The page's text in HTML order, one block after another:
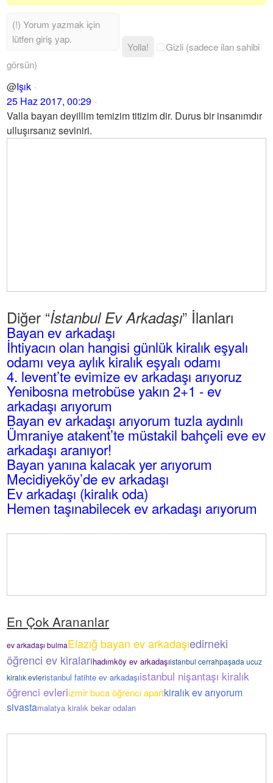
Yolla!
Gizli (sadece ilan sahibi
görsün)
@Işık
25 Haz 2017, 00:29
Valla bayan deyillim temizim titizim dir. Durus bir insanımdır
ulluşırsanız seviniri.
Diğer “İstanbul Ev Arkadaşı” İlanları
Bayan ev arkadaşı
İhtiyacın olan hangisi günlük kiralık eşyalı
odamı veya aylık kiralık eşyalı odamı
4. levent’te evimize ev arkadaşı arıyoruz
Yenibosna metrobüse yakın 2+1 - ev
arkadaşı arıyorum
Bayan ev arkadaşı arıyorum tuzla aydınlı
Ümraniye atakent’te müstakil bahçeli eve ev
arkadaşı aranıyor!
Bayan yanına kalacak yer arıyorum
Mecidiyeköy’de ev arkadaşı
Ev arkadaşı (kiralık oda)
Hemen taşınabilecek ev arkadaşı arıyorum
En Çok Arananlar
ev arkadaşı bulmaElazığ bayan ev arkadaşıedirneki
öğrenci ev kiralarıhadımköy ev arkadaşıistanbul cerrahpaşada ucuz
kiralık evleristanbul fatihte ev arkadaşıistanbul nişantaşı kiralık
öğrenci evleriizmir buca öğrenci apartkiralık ev arıyorum
sivastamalatya kiralık bekar odaları